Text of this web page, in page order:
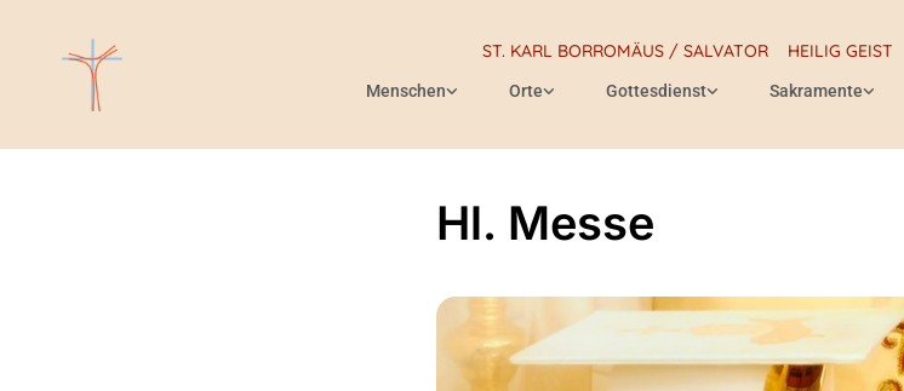
ST. KARL BORROMÄUS / SALVATOR HEILIG GEIST
Menschen Orte Gottesdienst Sakramente
Hl. Messe